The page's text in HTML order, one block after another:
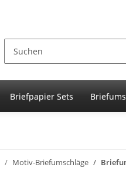
Briefpapier Sets
Motiv-Briefumschläge